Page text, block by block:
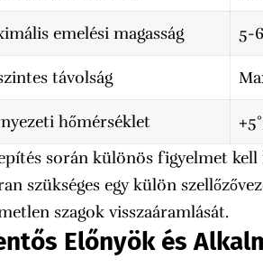
emelési magasság 5-
távolság
hőmérséklet
során különös figyelmet
szükséges egy külön
szagok visszaáramlását.
Előnyök és